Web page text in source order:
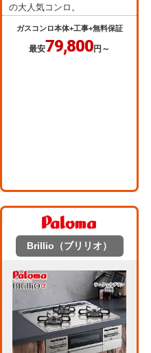
の大人気コンロ。
ガスコンロ本体+工事+無料保証
最安79,800円～
Brillio（ブリリオ）